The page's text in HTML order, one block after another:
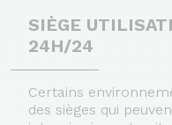
SIÈGE
24H/24
Certains
des sièges qui